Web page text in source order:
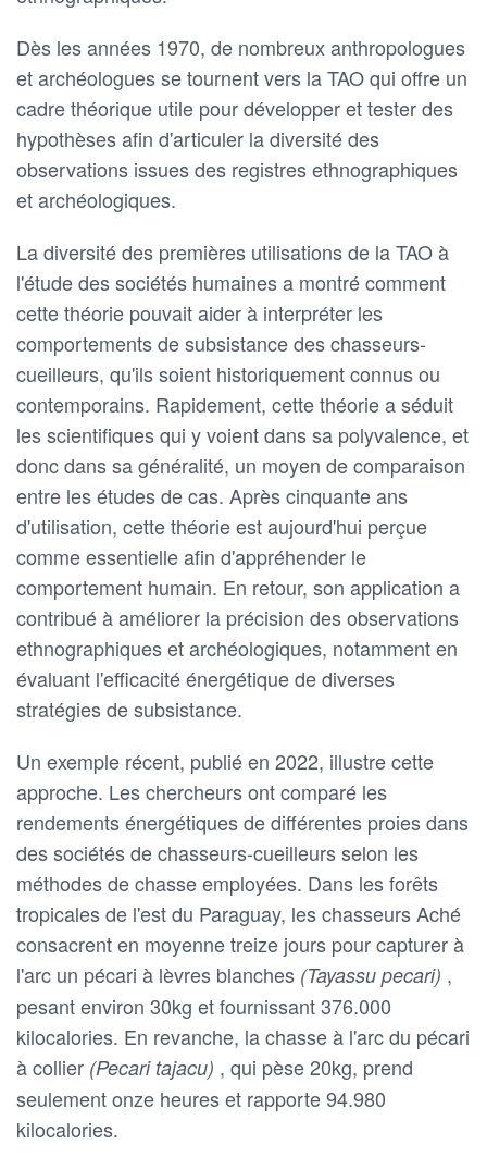
Dès les années 1970, de nombreux anthropologues
et archéologues se tournent vers la TAO qui offre un
cadre théorique utile pour développer et tester des
hypothèses afin d'articuler la diversité des
observations issues des registres ethnographiques
et archéologiques.
La diversité des premières utilisations de la TAO à
l'étude des sociétés humaines a montré comment
cette théorie pouvait aider à interpréter les
comportements de subsistance des chasseurs-
cueilleurs, qu'ils soient historiquement connus ou
contemporains. Rapidement, cette théorie a séduit
les scientifiques qui y voient dans sa polyvalence, et
donc dans sa généralité, un moyen de comparaison
entre les études de cas. Après cinquante ans
d'utilisation, cette théorie est aujourd'hui perçue
comme essentielle afin d'appréhender le
comportement humain. En retour, son application a
contribué à améliorer la précision des observations
ethnographiques et archéologiques, notamment en
évaluant l'efficacité énergétique de diverses
stratégies de subsistance.
Un exemple récent, publié en 2022, illustre cette
approche. Les chercheurs ont comparé les
rendements énergétiques de différentes proies dans
des sociétés de chasseurs-cueilleurs selon les
méthodes de chasse employées. Dans les forêts
tropicales de l'est du Paraguay, les chasseurs Aché
consacrent en moyenne treize jours pour capturer à
l'arc un pécari à lèvres blanches (Tayassu pecari) ,
pesant environ 30kg et fournissant 376.000
kilocalories. En revanche, la chasse à l'arc du pécari
à collier (Pecari tajacu) , qui pèse 20kg, prend
seulement onze heures et rapporte 94.980
kilocalories.